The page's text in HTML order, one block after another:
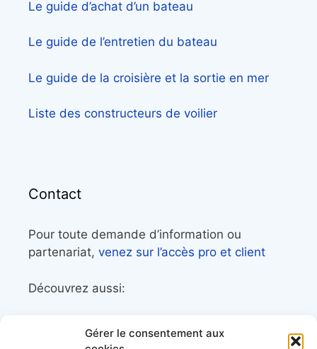
Gérer le consentement aux
Le guide d’achat d’un bateau
Le guide de l’entretien du bateau
Le guide de la croisière et la sortie en mer
Liste des constructeurs de voilier
Contact
Pour toute demande d’information ou
partenariat, venez sur l’accès pro et client
Découvrez aussi:
librairie maritime